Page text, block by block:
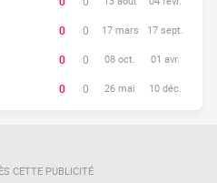
0 0 17 mars 17 sept.
0 0 08 oct. 01 avr.
0 0 26 mai 10 déc.
CETTE PUBLICITÉ